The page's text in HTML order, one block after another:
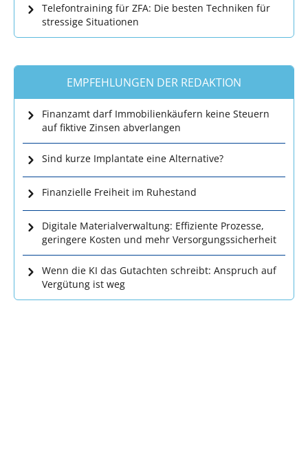
Telefontraining für ZFA: Die besten Techniken für
stressige Situationen
EMPFEHLUNGEN DER REDAKTION
Finanzamt darf Immobilienkäufern keine Steuern
auf fiktive Zinsen abverlangen
Sind kurze Implantate eine Alternative?
Finanzielle Freiheit im Ruhestand
Digitale Materialverwaltung: Effiziente Prozesse,
geringere Kosten und mehr Versorgungssicherheit
Wenn die KI das Gutachten schreibt: Anspruch auf
Vergütung ist weg